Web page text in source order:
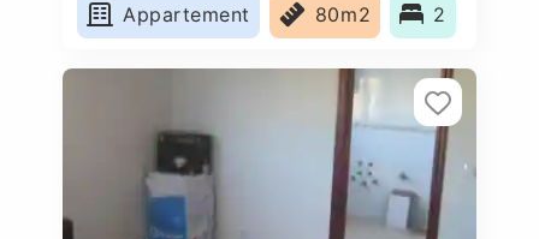
Appartement
80m2 2